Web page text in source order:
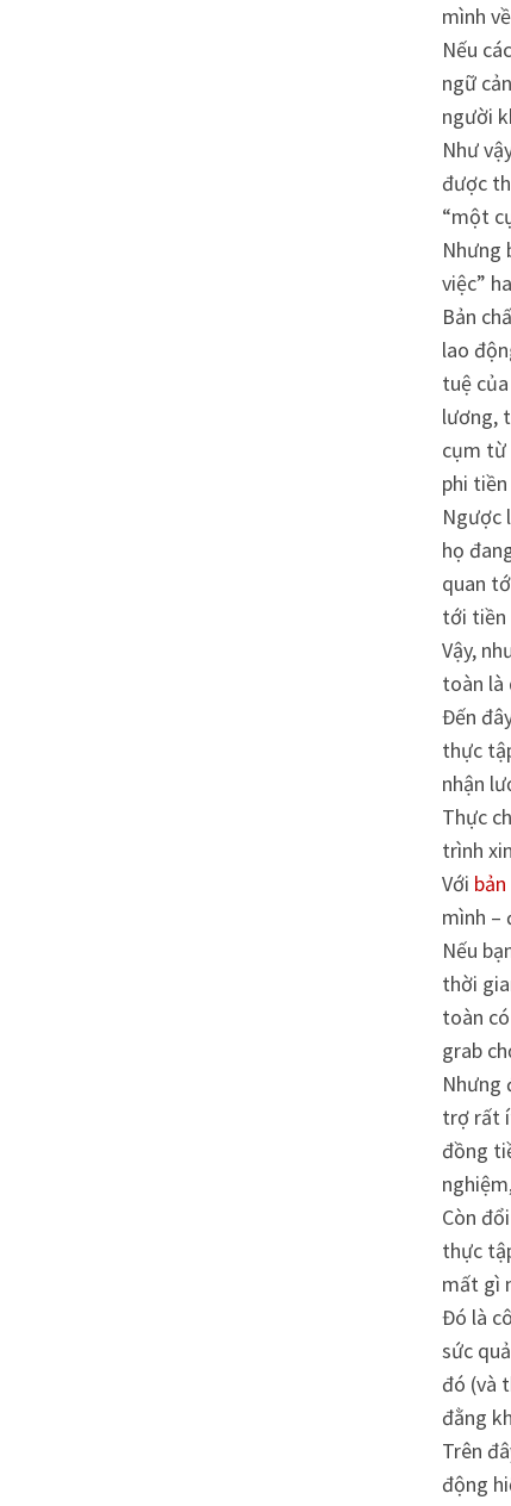
mình
Nếu
ngữ
người
Như
được
“một
Nhưng
việc”
Bản
lao
tuệ
lương,
cụm từ
phi
Ngược
họ
quan
tới tiền
Vậy,
toàn là
Đến
thực
nhận
Thực
trình
Với
mình –
Nếu
thời
toàn
grab
Nhưng
trợ rất
đồng
Còn
thực
mất gì
Đó là
sức
đó (và
đằng
Trên
động